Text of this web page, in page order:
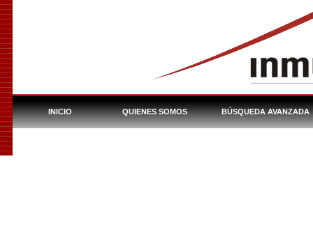
INICIO QUIENES SOMOS BÚSQUEDA AVANZADA